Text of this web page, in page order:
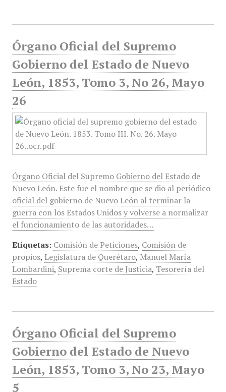
Órgano Oficial del Supremo
Gobierno del Estado de Nuevo
León, 1853, Tomo 3, No 26, Mayo
26
Órgano Oficial del Supremo Gobierno del Estado de
Nuevo León. Este fue el nombre que se dio al periódico
oficial del gobierno de Nuevo León al terminar la
guerra con los Estados Unidos y volverse a normalizar
el funcionamiento de las autoridades…
Etiquetas: Comisión de Peticiones, Comisión de
propios, Legislatura de Querétaro, Manuel María
Lombardini, Suprema corte de Justicia, Tesorería del
Estado
Órgano Oficial del Supremo
Gobierno del Estado de Nuevo
León, 1853, Tomo 3, No 23, Mayo
5